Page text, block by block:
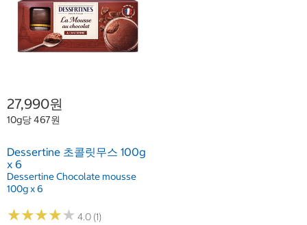
27,990원
10g당 467원
Dessertine 초콜릿무스 100g
x 6
Dessertine Chocolate mousse
100g x 6
★★★★★
★★★★★ 4.0 (1)